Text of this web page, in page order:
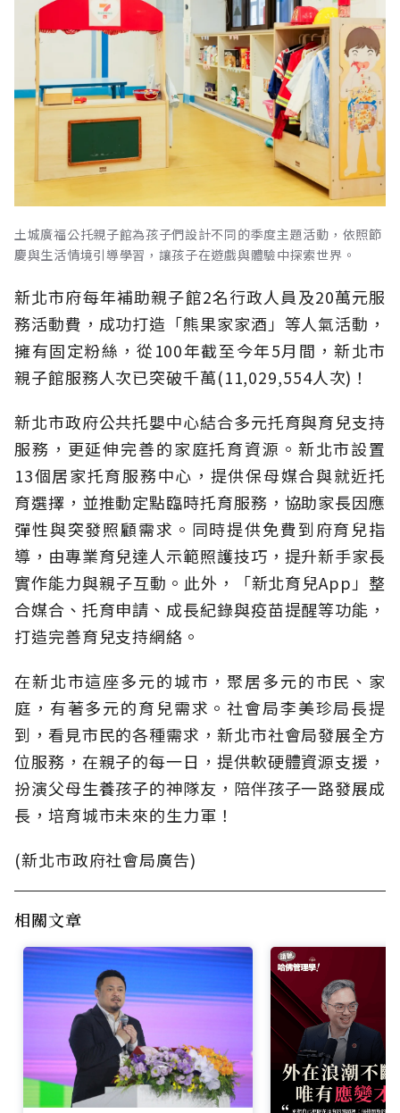
土城廣福公托親子館為孩子們設計不同的季度主題活動，依照節
慶與生活情境引導學習，讓孩子在遊戲與體驗中探索世界。
新北市府每年補助親子館2名行政人員及20萬元服
務活動費，成功打造「熊果家家酒」等人氣活動，
擁有固定粉絲，從100年截至今年5月間，新北市
親子館服務人次已突破千萬(11,029,554人次)！
新北市政府公共托嬰中心結合多元托育與育兒支持
服務，更延伸完善的家庭托育資源。新北市設置
13個居家托育服務中心，提供保母媒合與就近托
育選擇，並推動定點臨時托育服務，協助家長因應
彈性與突發照顧需求。同時提供免費到府育兒指
導，由專業育兒達人示範照護技巧，提升新手家長
實作能力與親子互動。此外，「新北育兒App」整
合媒合、托育申請、成長紀錄與疫苗提醒等功能，
打造完善育兒支持網絡。
在新北市這座多元的城市，聚居多元的市民、家
庭，有著多元的育兒需求。社會局李美珍局長提
到，看見市民的各種需求，新北市社會局發展全方
位服務，在親子的每一日，提供軟硬體資源支援，
扮演父母生養孩子的神隊友，陪伴孩子一路發展成
長，培育城市未來的生力軍！
(新北市政府社會局廣告)
相關文章